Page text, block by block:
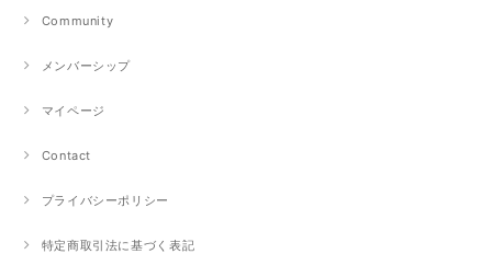
Community
メンバーシップ
マイページ
Contact
プライバシーポリシー
特定商取引法に基づく表記